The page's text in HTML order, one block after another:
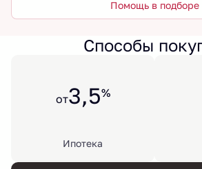
Помощь в подборе
Способы
от3,5%
Ипотека